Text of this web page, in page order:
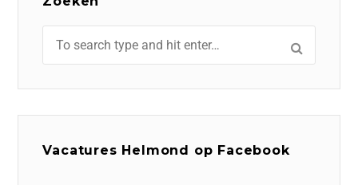
Vacatures Helmond op Facebook